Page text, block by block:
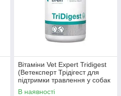
Вітаміни Vet Expert Tridigest
(Ветексперт Трідігест для
підтримки травлення у собак
і кішок) 40 табл
В наявності